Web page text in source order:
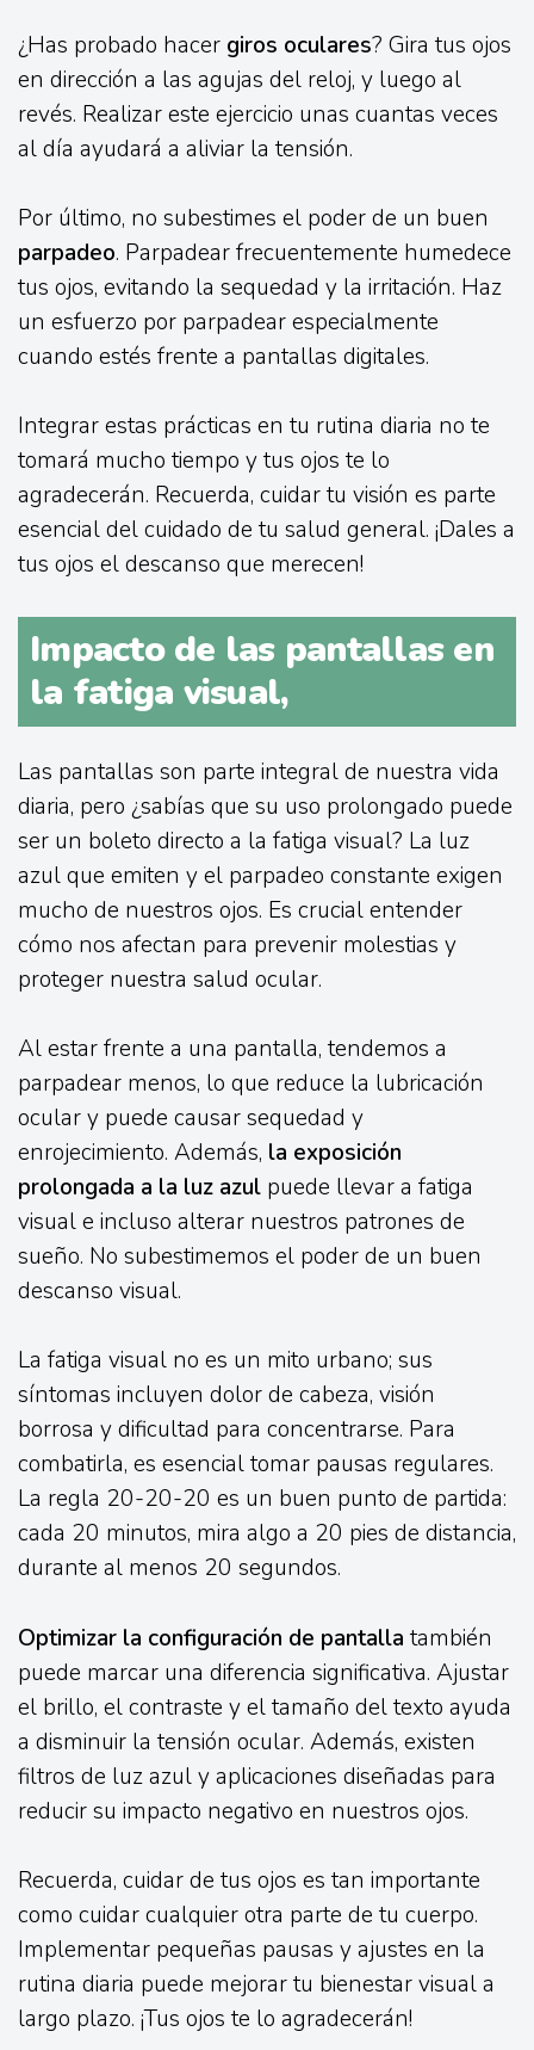
¿Has probado hacer giros oculares? Gira tus ojos
en dirección a las agujas del reloj, y luego al
revés. Realizar este ejercicio unas cuantas veces
al día ayudará a aliviar la tensión.
Por último, no subestimes el poder de un buen
parpadeo. Parpadear frecuentemente humedece
tus ojos, evitando la sequedad y la irritación. Haz
un esfuerzo por parpadear especialmente
cuando estés frente a pantallas digitales.
Integrar estas prácticas en tu rutina diaria no te
tomará mucho tiempo y tus ojos te lo
agradecerán. Recuerda, cuidar tu visión es parte
esencial del cuidado de tu salud general. ¡Dales a
tus ojos el descanso que merecen!
Impacto de las pantallas en
la fatiga visual,
Las pantallas son parte integral de nuestra vida
diaria, pero ¿sabías que su uso prolongado puede
ser un boleto directo a la fatiga visual? La luz
azul que emiten y el parpadeo constante exigen
mucho de nuestros ojos. Es crucial entender
cómo nos afectan para prevenir molestias y
proteger nuestra salud ocular.
Al estar frente a una pantalla, tendemos a
parpadear menos, lo que reduce la lubricación
ocular y puede causar sequedad y
enrojecimiento. Además, la exposición
prolongada a la luz azul puede llevar a fatiga
visual e incluso alterar nuestros patrones de
sueño. No subestimemos el poder de un buen
descanso visual.
La fatiga visual no es un mito urbano; sus
síntomas incluyen dolor de cabeza, visión
borrosa y dificultad para concentrarse. Para
combatirla, es esencial tomar pausas regulares.
La regla 20-20-20 es un buen punto de partida:
cada 20 minutos, mira algo a 20 pies de distancia,
durante al menos 20 segundos.
Optimizar la configuración de pantalla también
puede marcar una diferencia significativa. Ajustar
el brillo, el contraste y el tamaño del texto ayuda
a disminuir la tensión ocular. Además, existen
filtros de luz azul y aplicaciones diseñadas para
reducir su impacto negativo en nuestros ojos.
Recuerda, cuidar de tus ojos es tan importante
como cuidar cualquier otra parte de tu cuerpo.
Implementar pequeñas pausas y ajustes en la
rutina diaria puede mejorar tu bienestar visual a
largo plazo. ¡Tus ojos te lo agradecerán!